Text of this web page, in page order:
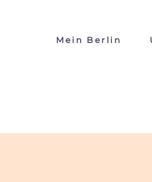
Mein Berlin